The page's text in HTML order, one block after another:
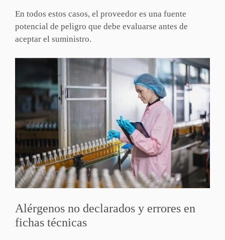
En todos estos casos, el proveedor es una fuente
potencial de peligro que debe evaluarse antes de
aceptar el suministro.
Alérgenos no declarados y errores en
fichas técnicas